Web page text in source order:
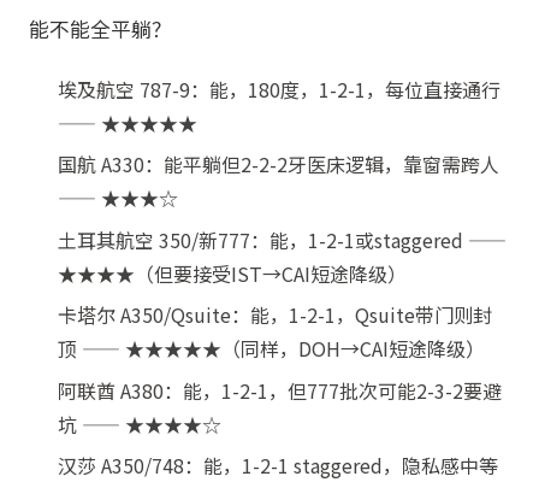
能不能全平躺？
埃及航空 787-9：能，180度，1-2-1，每位直接通行
—— ★★★★★
国航 A330：能平躺但2-2-2牙医床逻辑，靠窗需跨人
—— ★★★☆
土耳其航空 350/新777：能，1-2-1或staggered ——
★★★★（但要接受IST→CAI短途降级）
卡塔尔 A350/Qsuite：能，1-2-1，Qsuite带门则封
顶 —— ★★★★★（同样，DOH→CAI短途降级）
阿联酋 A380：能，1-2-1，但777批次可能2-3-2要避
坑 —— ★★★★☆
汉莎 A350/748：能，1-2-1 staggered，隐私感中等